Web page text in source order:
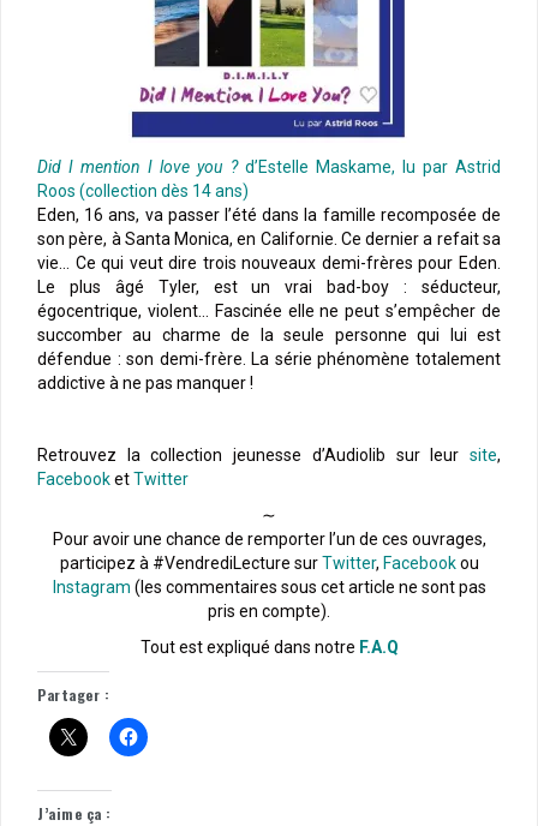
Did I mention I love you ?d’Estelle Maskame, lu par Astrid
Roos (collection dès 14 ans)
Eden, 16 ans, va passer l’été dans la famille recomposée de
son père, à Santa Monica, en Californie. Ce dernier a refait sa
vie… Ce qui veut dire trois nouveaux demi-frères pour Eden.
Le plus âgé Tyler, est un vrai bad-boy : séducteur,
égocentrique, violent… Fascinée elle ne peut s’empêcher de
succomber au charme de la seule personne qui lui est
défendue : son demi-frère. La série phénomène totalement
addictive à ne pas manquer !
Retrouvez la collection jeunesse d’Audiolib sur leur site,
FacebooketTwitter
∼
Pour avoir une chance de remporter l’un de ces ouvrages,
participez à #VendrediLecture surTwitter, Facebookou
Instagram (les commentaires sous cet article ne sont pas
pris en compte).
Tout est expliqué dans notre F.A.Q
Partager :
J’aime ça :